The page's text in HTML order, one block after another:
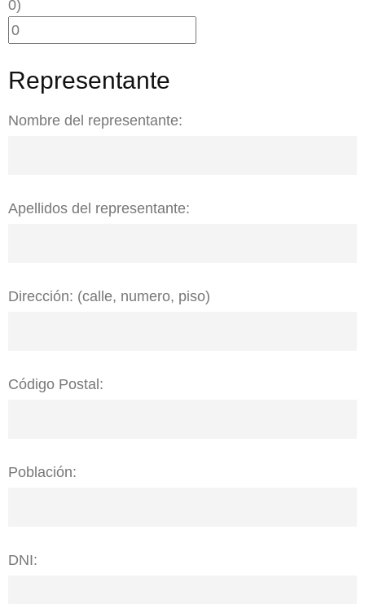
0)
Representante
Nombre del representante:
Apellidos del representante:
Dirección: (calle, numero, piso)
Código Postal:
Población:
DNI: